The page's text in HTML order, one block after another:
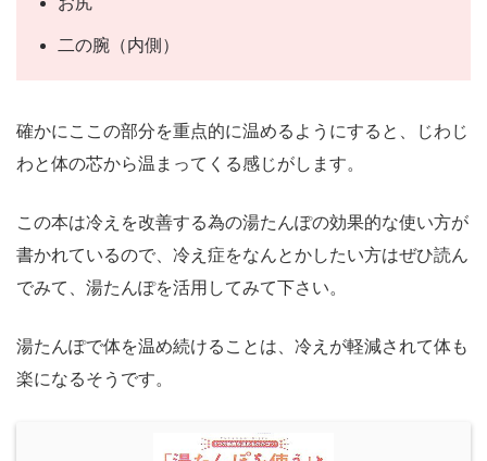
二の腕（内側）
確かにここの部分を重点的に温めるようにすると、じわじ
わと体の芯から温まってくる感じがします。
この本は冷えを改善する為の湯たんぽの効果的な使い方が
書かれているので、冷え症をなんとかしたい方はぜひ読ん
でみて、湯たんぽを活用してみて下さい。
湯たんぽで体を温め続けることは、冷えが軽減されて体も
楽になるそうです。